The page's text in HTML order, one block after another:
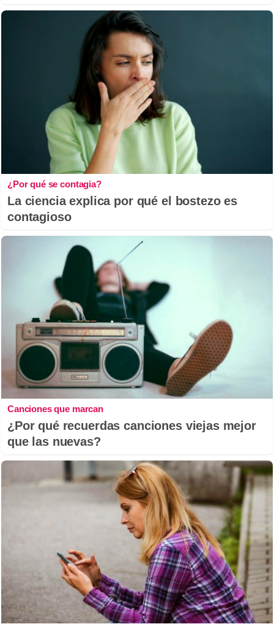
¿Por qué se contagia?
La ciencia explica por qué el bostezo es
contagioso
Canciones que marcan
¿Por qué recuerdas canciones viejas mejor
que las nuevas?